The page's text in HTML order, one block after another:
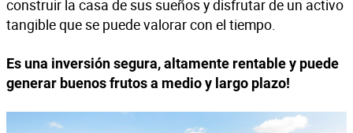
construir la casa de sus sueños y disfrutar de un activo
tangible que se puede valorar con el tiempo.
Es una inversión segura, altamente rentable y puede
generar buenos frutos a medio y largo plazo!